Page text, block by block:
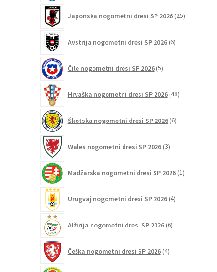
Japonska nogometni dresi SP 2026 25izdelkov
Avstrija nogometni dresi SP 2026 6izdelkov
Čile nogometni dresi SP 2026 5izdelkov
Hrvaška nogometni dresi SP 2026 48izdelkov
Škotska nogometni dresi SP 2026 6izdelkov
Wales nogometni dresi SP 2026 3izdelki
Madžarska nogometni dresi SP 2026 1izdelek
Urugvaj nogometni dresi SP 2026 4izdelki
Alžirija nogometni dresi SP 2026 6izdelkov
Češka nogometni dresi SP 2026 4izdelki